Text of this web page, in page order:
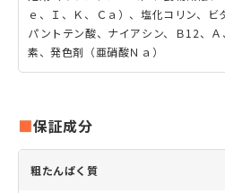
ｅ、Ｉ、Ｋ、Ｃａ）、塩化コリン、ビ
パントテン酸、ナイアシン、Ｂ12、
素、発色剤（亜硝酸Ｎａ）
保証成分
粗たんぱく質